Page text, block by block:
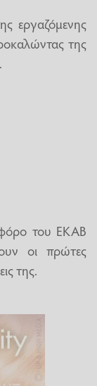
εργαζόμενης
της
του ΕΚΑΒ
οι πρώτες
της.